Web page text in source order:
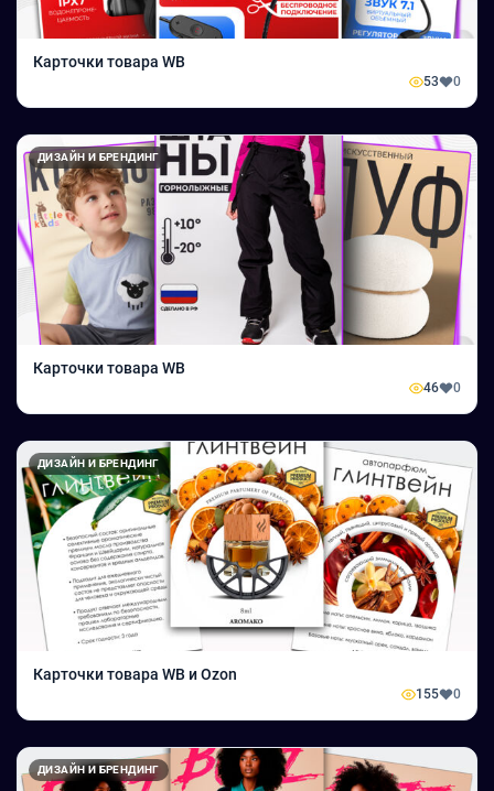
Карточки товара WB
53 0
ДИЗАЙН И БРЕНДИНГ
Карточки товара WB
46 0
ДИЗАЙН И БРЕНДИНГ
Карточки товара WB и Ozon
155 0
ДИЗАЙН И БРЕНДИНГ